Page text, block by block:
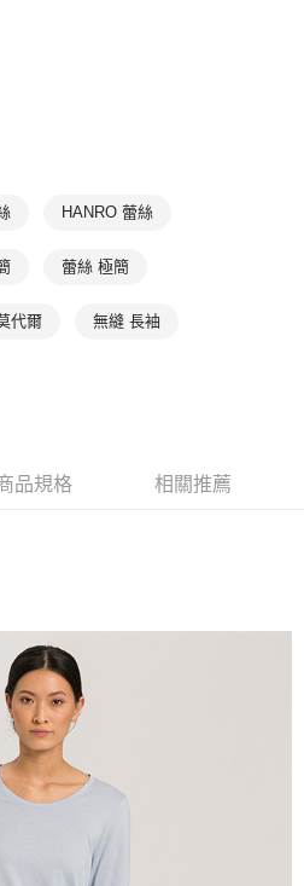
配客嘉循環箱包裝寄出
)免運費
上)免運費HANRO 蕾絲
蕾絲 極簡
代爾 無縫 長袖
品規格 相關推薦